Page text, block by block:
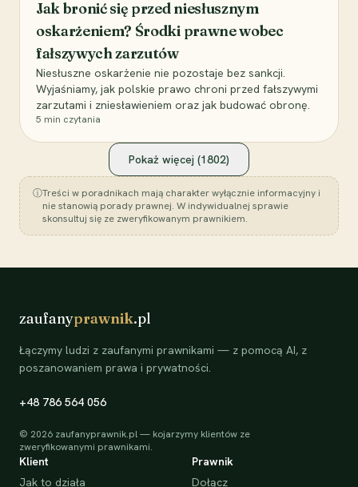
Jak bronić się przed niesłusznym
oskarżeniem? Środki prawne wobec
fałszywych zarzutów
Niesłuszne oskarżenie nie pozostaje bez sankcji.
Wyjaśniamy, jak polskie prawo chroni przed fałszywymi
zarzutami i zniesławieniem oraz jak budować obronę.
5 min czytania
Pokaż więcej (1802)
ⓘTreści w poradnikach mają charakter wyłącznie informacyjny i
nie stanowią porady prawnej. W indywidualnej sprawie
skonsultuj się ze zweryfikowanym prawnikiem.
zaufanyprawnik.pl
Łączymy ludzi z zaufanymi prawnikami — z pomocą AI, z
poszanowaniem prawa i prywatności.
+48 786 564 056
© 2026 zaufanyprawnik.pl — kojarzymy klientów ze
zweryfikowanymi prawnikami.
Klient
Jak to działa
Prawnik
Dołącz